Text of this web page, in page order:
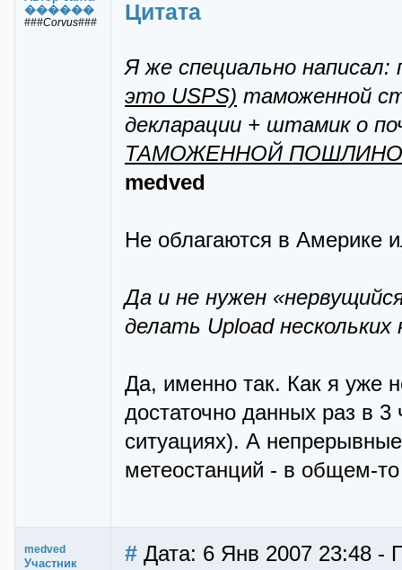
������
###Corvus### Цитата
Я же специально написал:
это USPS) таможенной
декларации + штамик о
ТАМОЖЕННОЙ
medved
Не облагаются в Америке
Да и не нужен
делать Upload
Да, именно так. Как я уже
достаточно данных раз в
ситуациях). А
метеостанций - в общем-
medved
Участник
# Дата: 6 Янв 2007 23:48 -